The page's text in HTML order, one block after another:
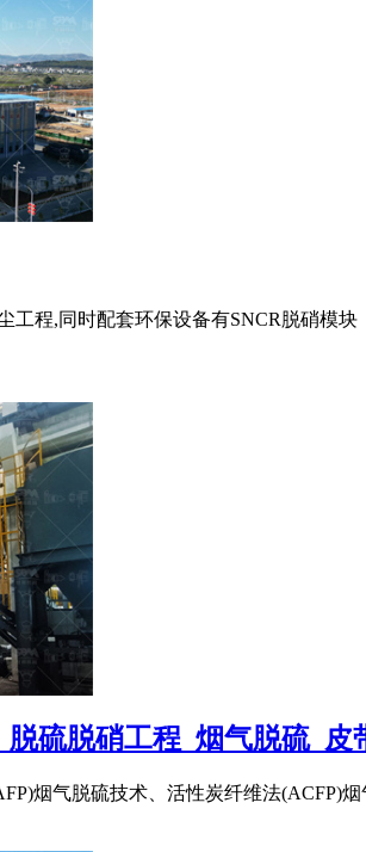
程,同时配套环保设备有SNCR脱硝模
硫脱硝工程_烟气脱硫_皮
烟气脱硫技术、活性炭纤维法(ACFP)